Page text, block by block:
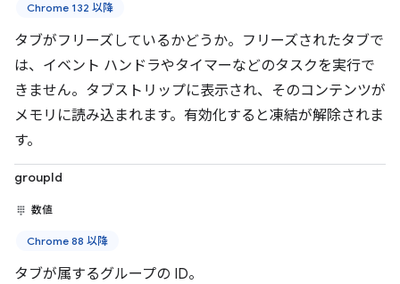
Chrome 132 以降
タブがフリーズしているかどうか。フリーズされたタブで
は、イベント ハンドラやタイマーなどのタスクを実行で
きません。タブストリップに表示され、そのコンテンツが
メモリに読み込まれます。有効化すると凍結が解除されま
す。
groupId
数値
Chrome 88 以降
タブが属するグループの ID。